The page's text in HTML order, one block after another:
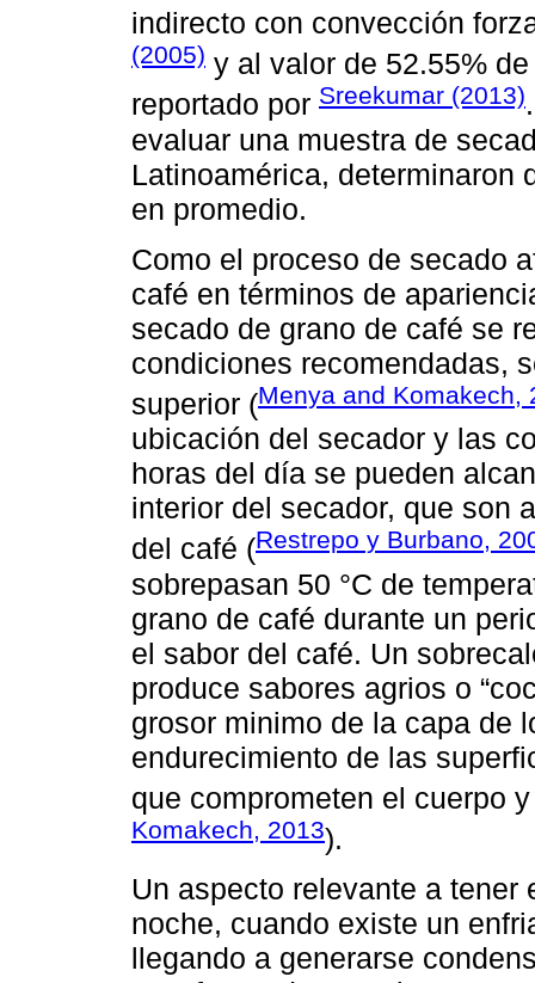
indirecto con convección
(2005) y al valor de 52.55%
reportado por Sreekumar (2013)
evaluar una muestra de
Latinoamérica, determinaron
en promedio.
Como el proceso de secado
café en términos de
secado de grano de café se
condiciones recomendadas,
superior (Menya and Komakech,
ubicación del secador y las
horas del día se pueden
interior del secador, que son
del café (Restrepo y Burbano,
sobrepasan 50 °C de
grano de café durante un
el sabor del café. Un
produce sabores agrios o
grosor minimo de la capa de
endurecimiento de las
que comprometen el cuerpo
Komakech, 2013).
Un aspecto relevante a
noche, cuando existe un
llegando a generarse